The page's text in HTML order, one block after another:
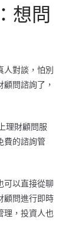
想問
人對談，怕別
問諮詢了，
理財顧問服
費的諮詢管
可以直接從聊
顧問進行即時
理，投資人也